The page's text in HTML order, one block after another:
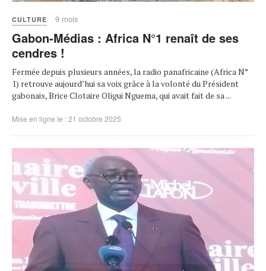
CULTURE 9 mois
Gabon-Médias : Africa N°1 renaît de ses
cendres !
Fermée depuis plusieurs années, la radio panafricaine (Africa N°
1) retrouve aujourd’hui sa voix grâce à la volonté du Président
gabonais, Brice Clotaire Oligui Nguema, qui avait fait de sa ...
Mise en ligne le : 21 octobre 2025